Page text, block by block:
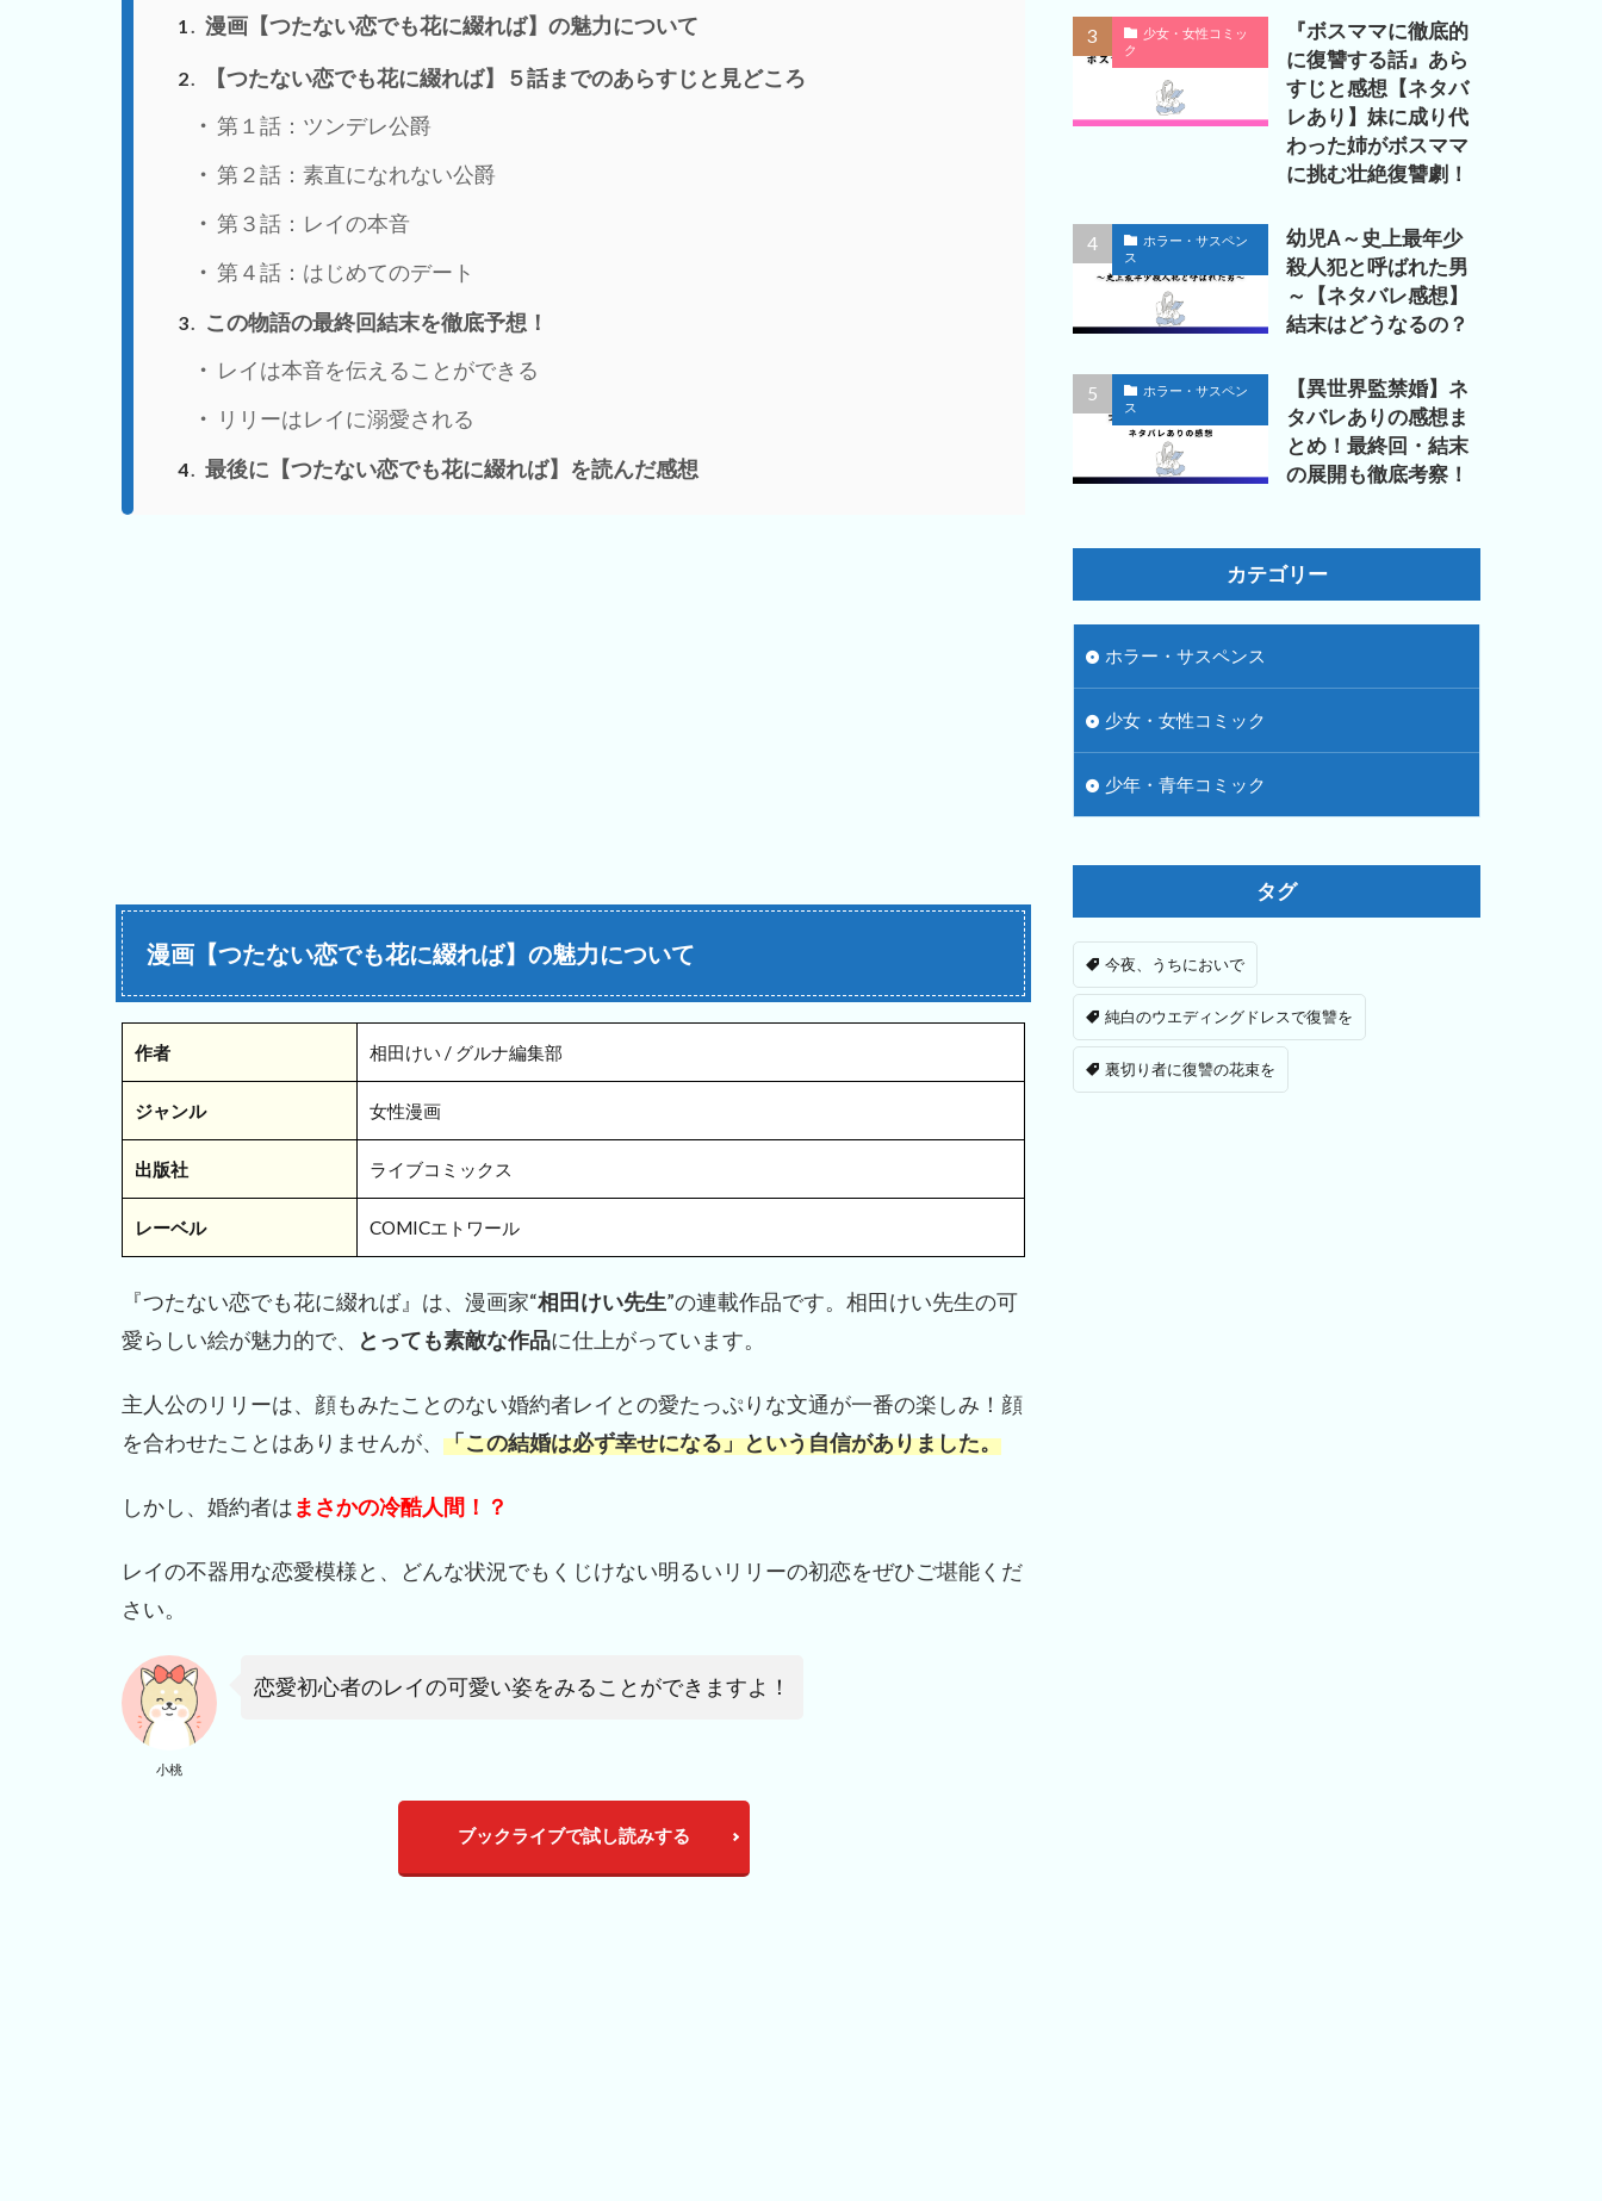
1 漫画【つたない恋でも花に綴れば】の魅力について
2
【つたない恋でも花に綴れば】５話までのあらすじと見どころ
第１話：ツンデレ公爵
第２話：素直になれない公爵
第３話：レイの本音
第４話：はじめてのデート
3
この物語の最終回結末を徹底予想！
レイは本音を伝えることができる
リリーはレイに溺愛される
4 最後に【つたない恋でも花に綴れば】を読んだ感想
漫画【つたない恋でも花に綴れば】の魅力について
作者 相田けい / グルナ編集部
ジャンル 女性漫画
出版社 ライブコミックス
レーベル COMICエトワール
『つたない恋でも花に綴れば』は、漫画家“相田けい先生”の連載作品です。相田けい先生の可
愛らしい絵が魅力的で、
とっても素敵な作品に仕上がっています。
主人公のリリーは、顔もみたことのない婚約者レイとの愛たっぷりな文通が一番の楽しみ！顔
を合わせたことはありませんが、 「この結婚は必ず幸せになる」という自信がありました。
しかし、婚約者はまさかの冷酷人間！？
レイの不器用な恋愛模様と、どんな状況でもくじけない明るいリリーの初恋をぜひご堪能くだ
さい。
小桃
恋愛初心者のレイの可愛い姿をみることができますよ！
ブックライブで試し読みする
少女・女性コミッ
ク
『ボスママに徹底的
に復讐する話』あら
すじと感想【ネタバ
レあり】妹に成り代
わった姉がボスママ
に挑む壮絶復讐劇！
ホラー・サスペン
ス
幼児A～史上最年少
殺人犯と呼ばれた男
～【ネタバレ感想】
結末はどうなるの？
ホラー・サスペン
ス
【異世界監禁婚】ネ
タバレありの感想ま
とめ！最終回・結末
の展開も徹底考察！
カテゴリー
ホラー・サスペンス
少女・女性コミック
少年・青年コミック
タグ
今夜、うちにおいで
純白のウエディングドレスで復讐を
裏切り者に復讐の花束を